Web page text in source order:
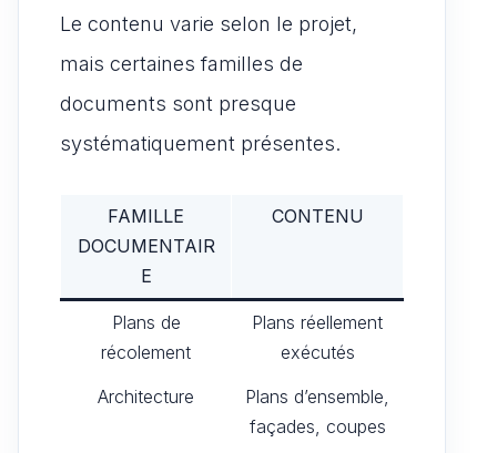
Le contenu varie selon le projet,
mais certaines familles de
documents sont presque
systématiquement présentes.
FAMILLE
DOCUMENTAIR
E
CONTENU
Plans de
récolement
Plans réellement
exécutés
Architecture
Plans d’ensemble,
façades, coupes